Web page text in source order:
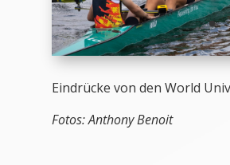
Eindrücke von den World
Fotos:Anthony Benoit